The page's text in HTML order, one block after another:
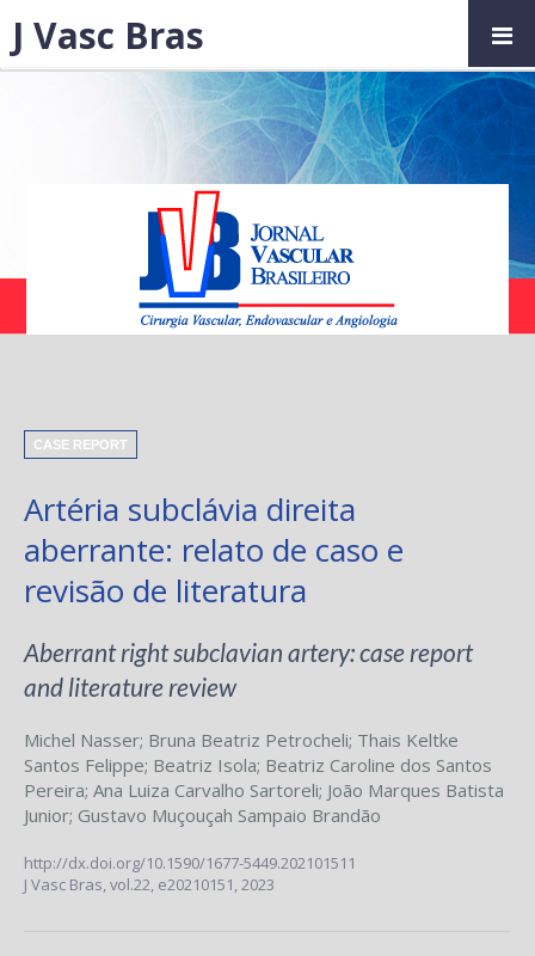
CASE REPORT
Artéria subclávia direita
aberrante: relato de caso e
revisão de literatura
Aberrant right subclavian artery: case report
and literature review
Michel Nasser; Bruna Beatriz Petrocheli; Thais Keltke
Santos Felippe; Beatriz Isola; Beatriz Caroline dos Santos
Pereira; Ana Luiza Carvalho Sartoreli; João Marques Batista
Junior; Gustavo Muçouçah Sampaio Brandão
http://dx.doi.org/10.1590/1677-5449.202101511
J Vasc Bras,vol.22, e20210151, 2023
J Vasc Bras